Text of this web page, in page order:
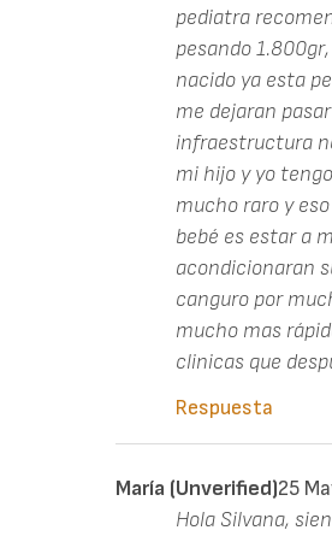
pediatra
pesando
nacido ya esta
me dejaran
infraestructura
mi hijo y yo
mucho raro y
bebé es estar a
acondicionaran
canguro por
mucho mas
clinicas que
Respuesta
María (unverified)25
Hola Silvana,